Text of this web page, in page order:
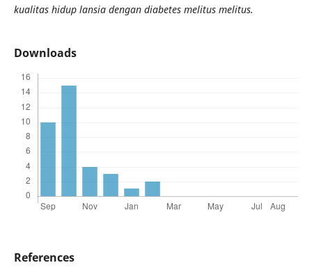
kualitas hidup lansia dengan diabetes melitus melitus.
Downloads
References